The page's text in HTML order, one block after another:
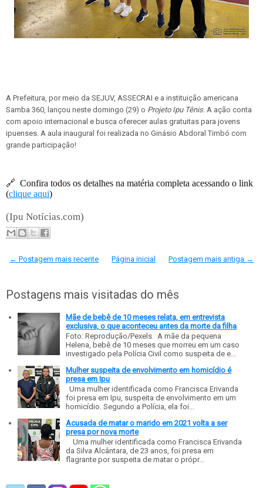
A Prefeitura, por meio da SEJUV, ASSECRAI e a instituição americana
Samba 360, lançou neste domingo (29) o Projeto Ipu Tênis. A ação conta
com apoio internacional e busca oferecer aulas gratuitas para jovens
ipuenses. A aula inaugural foi realizada no Ginásio Abdoral Timbó com
grande participação!
🔗 Confira todos os detalhes na matéria completa acessando o link
(clique aqui)
(Ipu Notícias.com)
← Postagem mais recente Postagem mais antiga →
Página inicial
Postagens mais visitadas do mês
Mãe de bebê de 10 meses relata, em entrevista
exclusiva, o que aconteceu antes da morte da filha
Foto: Reprodução/Pexels A mãe da pequena
Helena, bebê de 10 meses que morreu em um caso
investigado pela Polícia Civil como suspeita de e...
Mulher suspeita de envolvimento em homicídio é
presa em Ipu
Uma mulher identificada como Francisca Erivanda
foi presa em Ipu, suspeita de envolvimento em um
homicídio. Segundo a Polícia, ela foi...
Acusada de matar o marido em 2021 volta a ser
presa por nova morte
Uma mulher identificada como Francisca Erivanda
da Silva Alcântara, de 23 anos, foi presa em
flagrante por suspeita de matar o própr...